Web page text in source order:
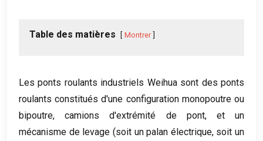
Table des matières Montrer
Les ponts roulants industriels Weihua sont des ponts
roulants constitués d'une configuration monopoutre ou
bipoutre, camions d'extrémité de pont, et un
mécanisme de levage (soit un palan électrique, soit un